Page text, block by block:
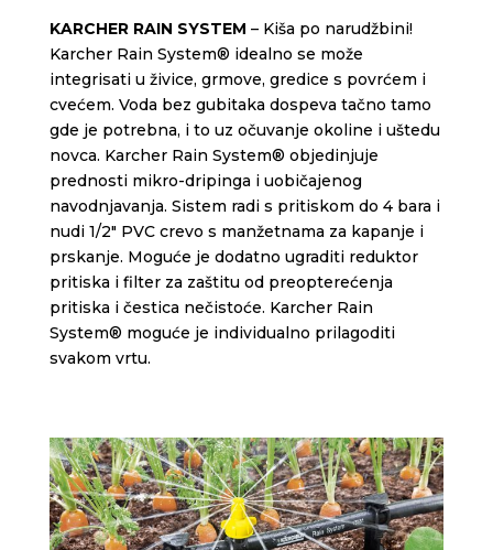
KARCHER RAIN SYSTEM – Kiša po narudžbini!
Karcher Rain System® idealno se može
integrisati u živice, grmove, gredice s povrćem i
cvećem. Voda bez gubitaka dospeva tačno tamo
gde je potrebna, i to uz očuvanje okoline i uštedu
novca. Karcher Rain System® objedinjuje
prednosti mikro-dripinga i uobičajenog
navodnjavanja. Sistem radi s pritiskom do 4 bara i
nudi 1/2″ PVC crevo s manžetnama za kapanje i
prskanje. Moguće je dodatno ugraditi reduktor
pritiska i filter za zaštitu od preopterećenja
pritiska i čestica nečistoće. Karcher Rain
System® moguće je individualno prilagoditi
svakom vrtu.